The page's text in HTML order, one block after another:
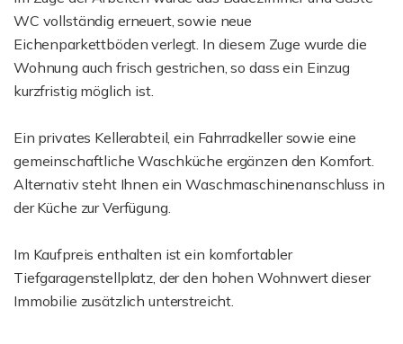
WC vollständig erneuert, sowie neue
Eichenparkettböden verlegt. In diesem Zuge wurde die
Wohnung auch frisch gestrichen, so dass ein Einzug
kurzfristig möglich ist.
Ein privates Kellerabteil, ein Fahrradkeller sowie eine
gemeinschaftliche Waschküche ergänzen den Komfort.
Alternativ steht Ihnen ein Waschmaschinenanschluss in
der Küche zur Verfügung.
Im Kaufpreis enthalten ist ein komfortabler
Tiefgaragenstellplatz, der den hohen Wohnwert dieser
Immobilie zusätzlich unterstreicht.